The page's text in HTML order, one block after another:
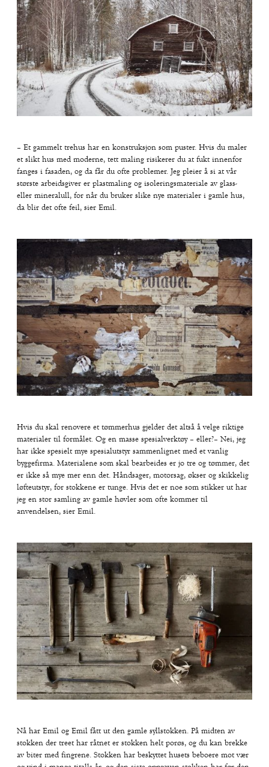
– Et gammelt trehus har en konstruksjon som puster. Hvis du maler
et slikt hus med moderne, tett maling risikerer du at fukt innenfor
fanges i fasaden, og da får du ofte problemer. Jeg pleier å si at vår
største arbeidsgiver er plastmaling og isoleringsmateriale av glass-
eller mineralull, for når du bruker slike nye materialer i gamle hus,
da blir det ofte feil, sier Emil.
Hvis du skal renovere et tømmerhus gjelder det altså å velge riktige
materialer til formålet. Og en masse spesialverktøy – eller?– Nei, jeg
har ikke spesielt mye spesialutstyr sammenlignet med et vanlig
byggefirma. Materialene som skal bearbeides er jo tre og tømmer, det
er ikke så mye mer enn det. Håndsager, motorsag, økser og skikkelig
løfteutstyr, for stokkene er tunge. Hvis det er noe som stikker ut har
jeg en stor samling av gamle høvler som ofte kommer til
anvendelsen, sier Emil.
Nå har Emil og Emil fått ut den gamle syllstokken. På midten av
stokken der treet har råtnet er stokken helt porøs, og du kan brekke
av biter med fingrene. Stokken har beskyttet husets beboere mot vær